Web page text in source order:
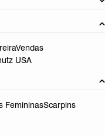
Vendas
USA
FemininasScarpins